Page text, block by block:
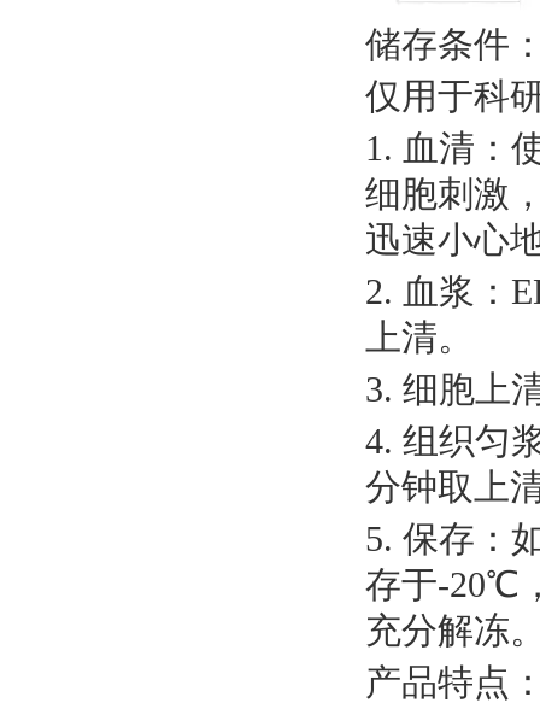
储存条件
仅用于科
1. 血清：
细胞刺激
迅速小心
2. 血浆：
上清。
3. 细胞上
4. 组织匀
分钟取上
5. 保存：
存于-20℃
充分解冻
产品特点